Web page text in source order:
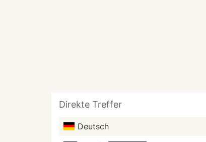
Direkte Treffer
Deutsch